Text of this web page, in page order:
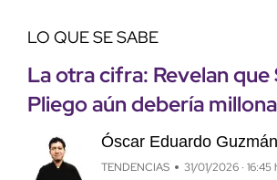
LO QUE SE SABE
La otra cifra: Revelan que
Pliego aún debería
Óscar Eduardo Guzmán
TENDENCIAS 31/01/2026 · 16:45